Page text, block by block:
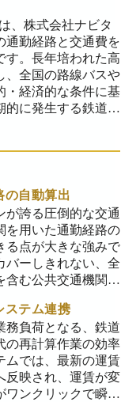
、株式会社ナビタ
通勤経路と交通費を
す。長年培われた高
、全国の路線バスや
・経済的な条件に基
的に発生する鉄道の
で洗い出し、差額
ームレスに完結で
た通勤費管理が可
力などにより、既存
の自動算出
が誇る圧倒的な交通
を用いた通勤経路の
る点が大きな強みで
バーしきれない、全
含む公共交通機関に
。また、乗換回数
て「通勤経路スマ
従業員から申請され
かをシステムが自動
の経路が存在する場
ステム連携
務負荷となる、鉄道
の再計算作業の効率
ムでは、最新の運賃
反映され、運賃が変
ワンクリックで瞬時